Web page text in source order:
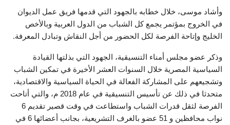
وأشاد موسى، خلال خطابه بالجهود التي قدمها فريق عمل الديوان
في الخروج بمؤتمر يجمع كل الشباب من الدول العربية وبالأخص
الخليج وإتاحة الفرصة لكل الحضور من أجل النقاش وتبادل المعرفة.
وذكر عضو مجلس أمناء التنسيقية، الجهود التي بذلتها القيادة
السياسية المصرية خلال السنوات العشر الأخيرة في تمكين الشباب
وتشجيعهم على المشاركة الفعالة في الحياة السياسية والاقتصادية،
متحدثا في ذلك عن تأسيس التنسيقية في عام 2018 م، والتي أتاحت
الفرصة لثقل قدرات الشباب واستطاعت في وقت قصير تقديم 6
نواب محافظين و 51 عضو بالغرف التشريعية، بجانب أعضائها 6 في